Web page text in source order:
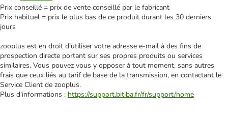
Prix conseillé = prix de vente conseillé par le fabricant
Prix habituel = prix le plus bas de ce produit durant les 30 derniers
jours
zooplus est en droit d’utiliser votre adresse e‑mail à des fins de
prospection directe portant sur ses propres produits ou services
similaires. Vous pouvez vous y opposer à tout moment, sans autres
frais que ceux liés au tarif de base de la transmission, en contactant le
Service Client de zooplus.
Plus d’informations : https://support.bitiba.fr/fr/support/home